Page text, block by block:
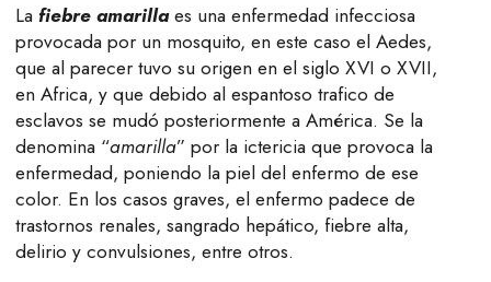
La fiebre amarillaes una enfermedad infecciosa
provocada por un mosquito, en este caso el Aedes,
que al parecer tuvo su origen en el siglo XVI o XVII,
en Africa, y que debido al espantoso trafico de
esclavos se mudó posteriormente a América. Se la
denomina “amarilla” por la ictericia que provoca la
enfermedad, poniendo la piel del enfermo de ese
color. En los casos graves, el enfermo padece de
trastornos renales, sangrado hepático, fiebre alta,
delirio y convulsiones, entre otros.